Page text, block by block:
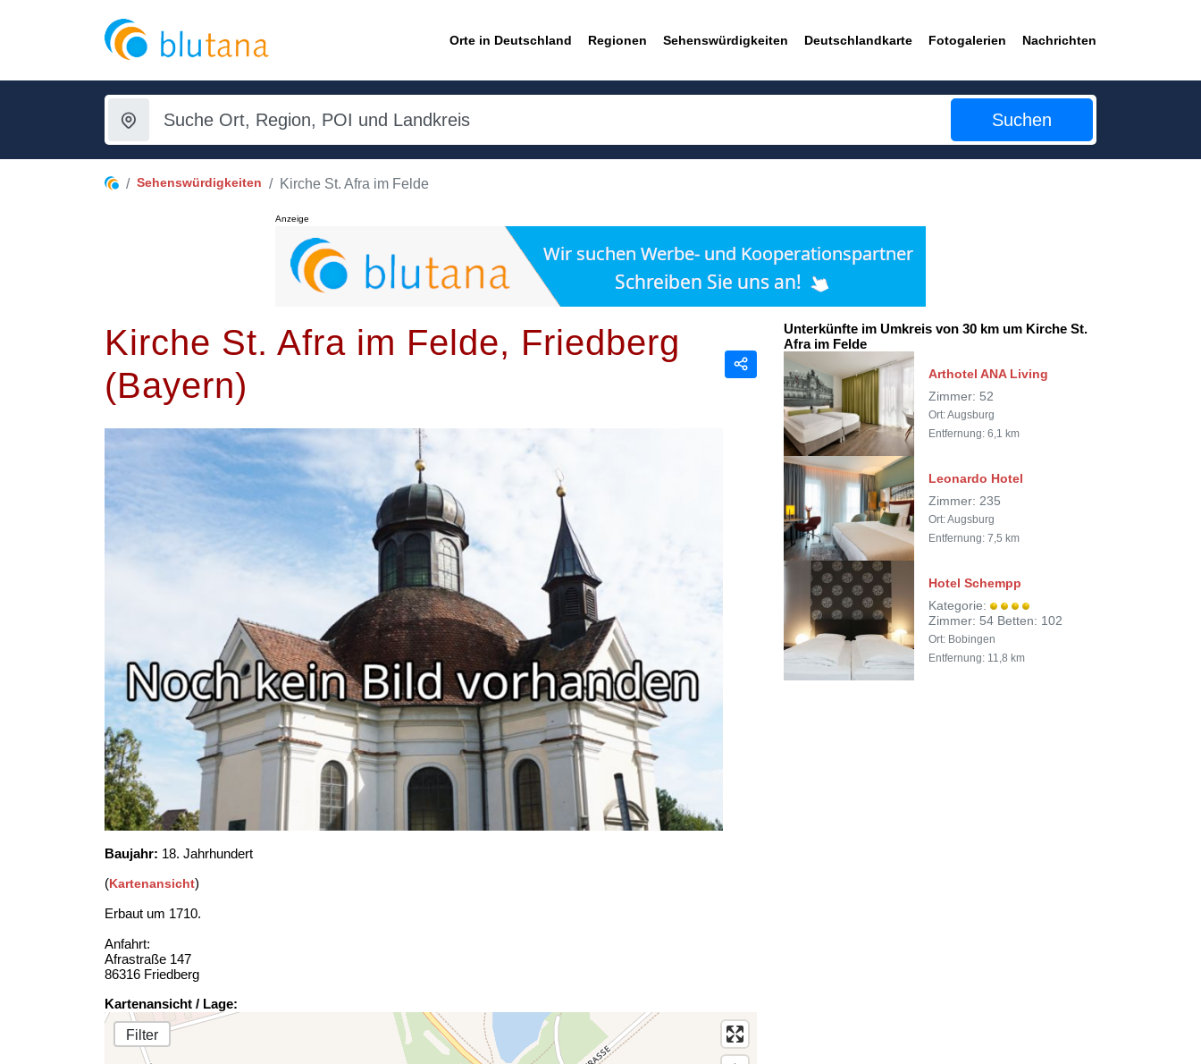
Orte in Deutschland Regionen Sehenswürdigkeiten Deutschlandkarte Fotogalerien Nachrichten
Suchen
Sehenswürdigkeiten Kirche St. Afra im Felde
Anzeige
Kirche St. Afra im Felde, Friedberg
(Bayern)
Teilen
Baujahr: 18. Jahrhundert
(Kartenansicht)
Erbaut um 1710.
Anfahrt:
Afrastraße 147
86316 Friedberg
Kartenansicht / Lage:
Filter
Unterkünfte im Umkreis von 30 km um Kirche St.
Afra im Felde
Arthotel ANA Living
Zimmer: 52
Ort: Augsburg
Entfernung: 6,1 km
Leonardo Hotel
Zimmer: 235
Ort: Augsburg
Entfernung: 7,5 km
Hotel Schempp
Kategorie:
Zimmer: 54 Betten: 102
Ort: Bobingen
Entfernung: 11,8 km